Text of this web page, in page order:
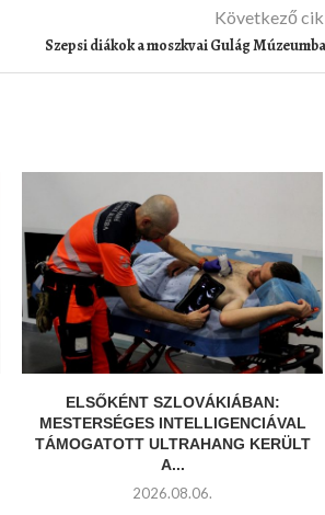
Következő
Szepsi diákok a moszkvai Gulág
ELSŐKÉNT SZLOVÁKIÁBAN:
MESTERSÉGES INTELLIGENCIÁVAL
TÁMOGATOTT ULTRAHANG KERÜLT
A...
2026.08.06.